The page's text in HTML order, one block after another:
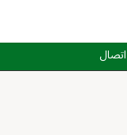
اتصال